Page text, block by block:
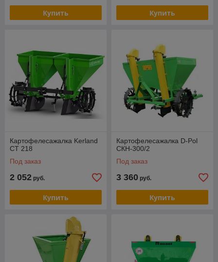
Купить Купить
Картофелесажалка Kerland
CT 218
Под заказ
2 052 руб.
Купить
Картофелесажалка D-Pol
СКН-300/2
Под заказ
3 360 руб.
Купить